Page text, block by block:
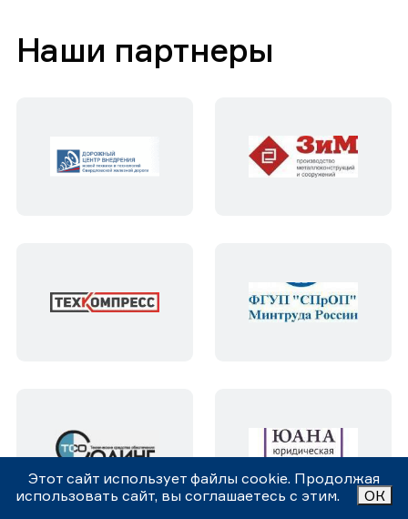
Наши партнеры
Этот сайт использует файлы cookie. Продолжая
использовать сайт, вы соглашаетесь с этим.
ОК